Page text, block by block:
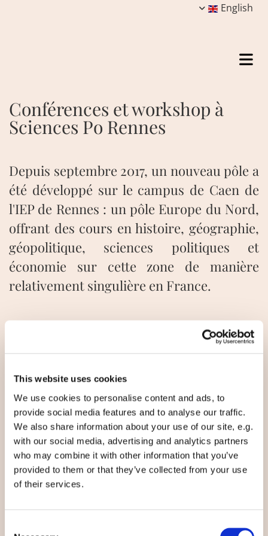
This website uses cookies
We use cookies to personalise content and ads, to
provide social media features and to analyse our traffic.
We also share information about your use of our site, e.g.
with our social media, advertising and analytics partners
who may combine it with other information that you’ve
provided to them or that they’ve collected from your use
of their services.
English
Conférences et workshop à
Sciences Po Rennes
Depuis septembre 2017, un nouveau pôle a
été développé sur le campus de Caen de
l'IEP de Rennes : un pôle Europe du Nord,
offrant des cours en histoire, géographie,
géopolitique, sciences politiques et
économie sur cette zone de manière
relativement singulière en France.
En septembre 2017, un nouveau pôle a été
inauguré par l'Institut d'Etudes Politiques
de l'Europe du Nord avec une offre
pédagogique relativement singulière en
France en histoire, géographie,
géopolitique, sciences politiques et
économie.